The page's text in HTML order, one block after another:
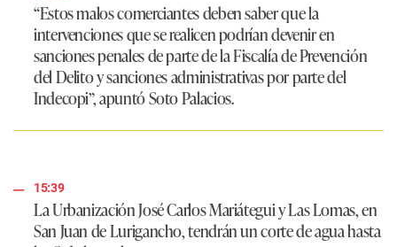
“Estos malos comerciantes deben saber que la
intervenciones que se realicen podrían devenir en
sanciones penales de parte de la Fiscalía de Prevención
del Delito y sanciones administrativas por parte del
Indecopi”, apuntó Soto Palacios.
15:39
La Urbanización José Carlos Mariátegui y Las Lomas, en
San Juan de Lurigancho, tendrán un corte de agua hasta